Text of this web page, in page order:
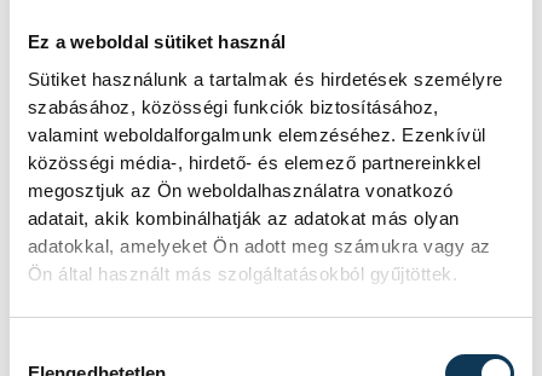
Ez a weboldal sütiket használ
Sütiket használunk a tartalmak és hirdetések személyre
szabásához, közösségi funkciók biztosításához,
valamint weboldalforgalmunk elemzéséhez. Ezenkívül
közösségi média-, hirdető- és elemező partnereinkkel
megosztjuk az Ön weboldalhasználatra vonatkozó
adatait, akik kombinálhatják az adatokat más olyan
adatokkal, amelyeket Ön adott meg számukra vagy az
Ön által használt más szolgáltatásokból gyűjtöttek.
2008. MÁJUS 30. 16:07
... 1639 1640 1641 1642 1643 ...
SPORT